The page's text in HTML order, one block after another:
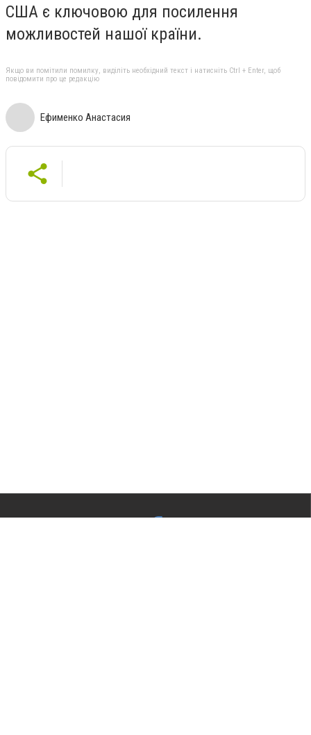
США є ключовою для посилення
можливостей нашої країни.
Якщо ви помітили помилку, виділіть необхідний текст і натисніть Ctrl + Enter, щоб
повідомити про це редакцію
Ефименко Анастасия